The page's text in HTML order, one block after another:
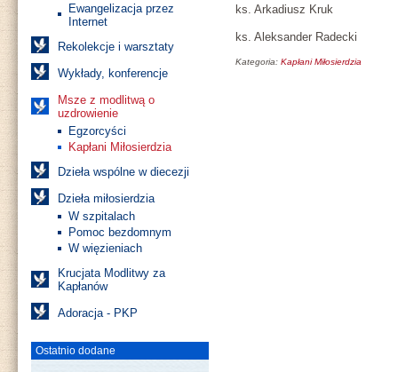
Ewangelizacja przez
Internet
Rekolekcje i warsztaty
Wykłady, konferencje
Msze z modlitwą o
uzdrowienie
Egzorcyści
Kapłani Miłosierdzia
Dzieła wspólne w diecezji
Dzieła miłosierdzia
W szpitalach
Pomoc bezdomnym
W więzieniach
Krucjata Modlitwy za
Kapłanów
Adoracja - PKP
Ostatnio dodane
ks. Arkadiusz Kruk
ks. Aleksander Radecki
Kategoria: Kapłani Miłosierdzia